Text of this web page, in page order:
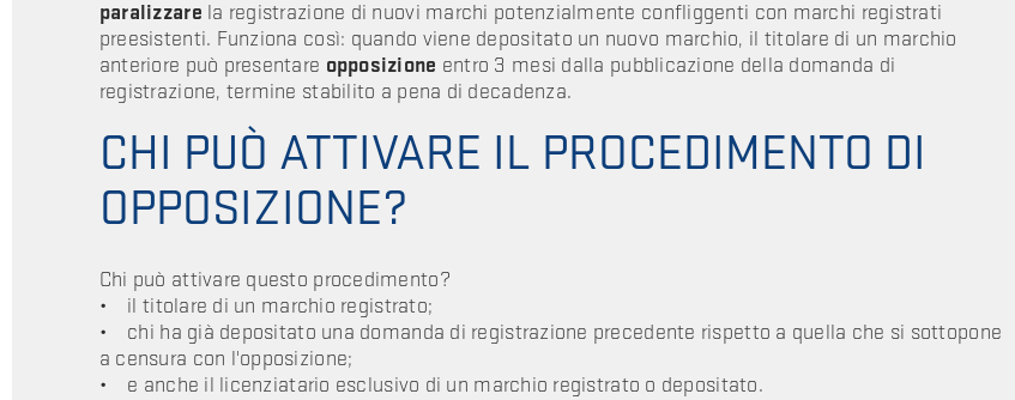
paralizzare la registrazione di nuovi marchi potenzialmente confliggenti con marchi registrati
preesistenti. Funziona così: quando viene depositato un nuovo marchio, il titolare di un marchio
anteriore può presentare opposizione entro 3 mesi dalla pubblicazione della domanda di
registrazione, termine stabilito a pena di decadenza.
CHI PUÒ ATTIVARE IL PROCEDIMENTO DI
OPPOSIZIONE?
Chi può attivare questo procedimento?
• il titolare di un marchio registrato;
• chi ha già depositato una domanda di registrazione precedente rispetto a quella che si sottopone
a censura con l'opposizione;
• e anche il licenziatario esclusivo di un marchio registrato o depositato.